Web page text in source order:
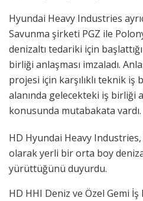
Hyundai Heavy Industries
Savunma şirketi PGZ ile
denizaltı tedariki için
birliği anlaşması imzaladı.
projesi için karşılıklı teknik iş
alanında gelecekteki iş birliği
konusunda mutabakata vardı.
HD Hyundai Heavy
olarak yerli bir orta boy
yürüttüğünü duyurdu.
HD HHI Deniz ve Özel Gemi